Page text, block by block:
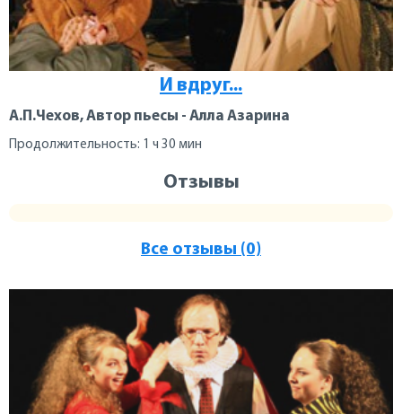
И вдруг...
А.П.Чехов, Автор пьесы - Алла Азарина
Продолжительность: 1 ч 30 мин
Отзывы
Все отзывы (0)